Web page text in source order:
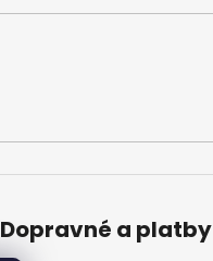
Dopravné a platby